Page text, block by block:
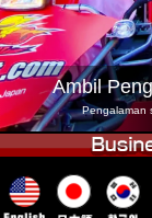
Tokyo
Tokyo
Tokyo
Okinawa
Ambil
Pengalaman